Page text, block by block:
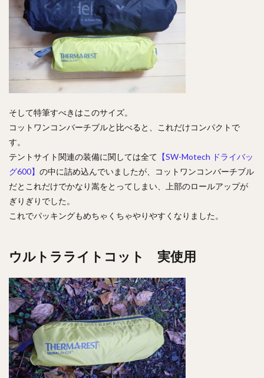
そして特筆すべきはこのサイズ。
コットワンコンバーチブルと比べると、これだけコンパクトで
す。
テントサイト関連の装備に関しては全て 【SW-Motech ドライバッ
グ600】 の中に詰め込んでいましたが、コットワンコンバーチブル
だとこれだけでかなり嵩をとってしまい、上部のロールアップが
ぎりぎりでした。
これでパッキングもめちゃくちゃやりやすくなりました。
ウルトラライトコット 実使用